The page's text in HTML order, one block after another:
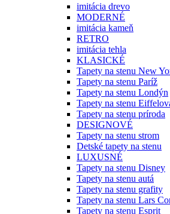
imitácia drevo
MODERNÉ
imitácia kameň
RETRO
imitácia tehla
KLASICKÉ
Tapety na stenu New
Tapety na stenu Paríž
Tapety na stenu Londýn
Tapety na stenu
Tapety na stenu príroda
DESIGNOVÉ
Tapety na stenu strom
Detské tapety na stenu
LUXUSNÉ
Tapety na stenu Disney
Tapety na stenu autá
Tapety na stenu grafity
Tapety na stenu Lars
Tapety na stenu Esprit